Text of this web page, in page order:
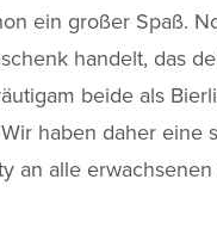
ein großer Spaß.
handelt, das
beide als
haben daher eine
an alle